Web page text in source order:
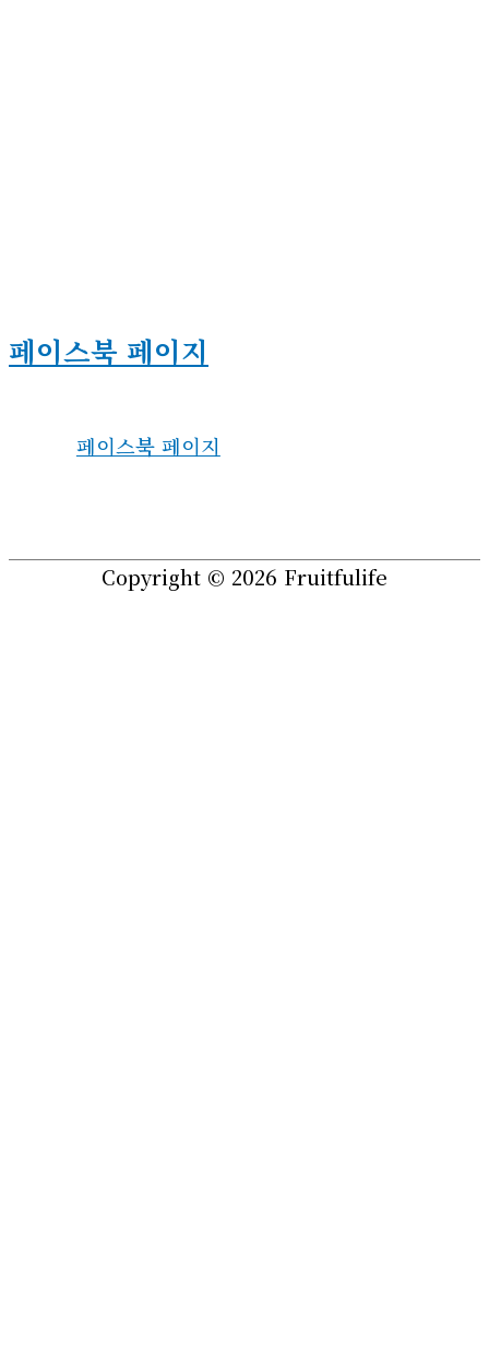
페이스북 페이지
페이스북 페이지
Copyright © 2026 Fruitfulife